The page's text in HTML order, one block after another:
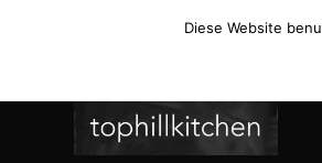
Diese Website